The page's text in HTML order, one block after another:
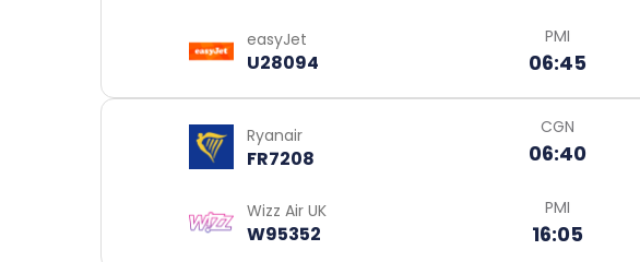
easyJet
U28094
PMI
06:45
Ryanair
FR7208
CGN
06:40
Wizz Air UK
W95352
PMI
16:05